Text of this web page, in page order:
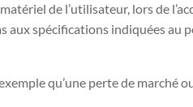
de l’utilisateur, lors de
aux spécifications indiquées au
qu’une perte de marché